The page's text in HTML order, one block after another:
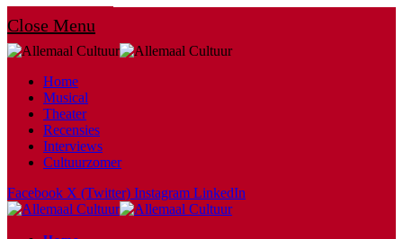
Close Menu
Home
Musical
Theater
Recensies
Interviews
Cultuurzomer
Facebook X (Twitter) Instagram LinkedIn